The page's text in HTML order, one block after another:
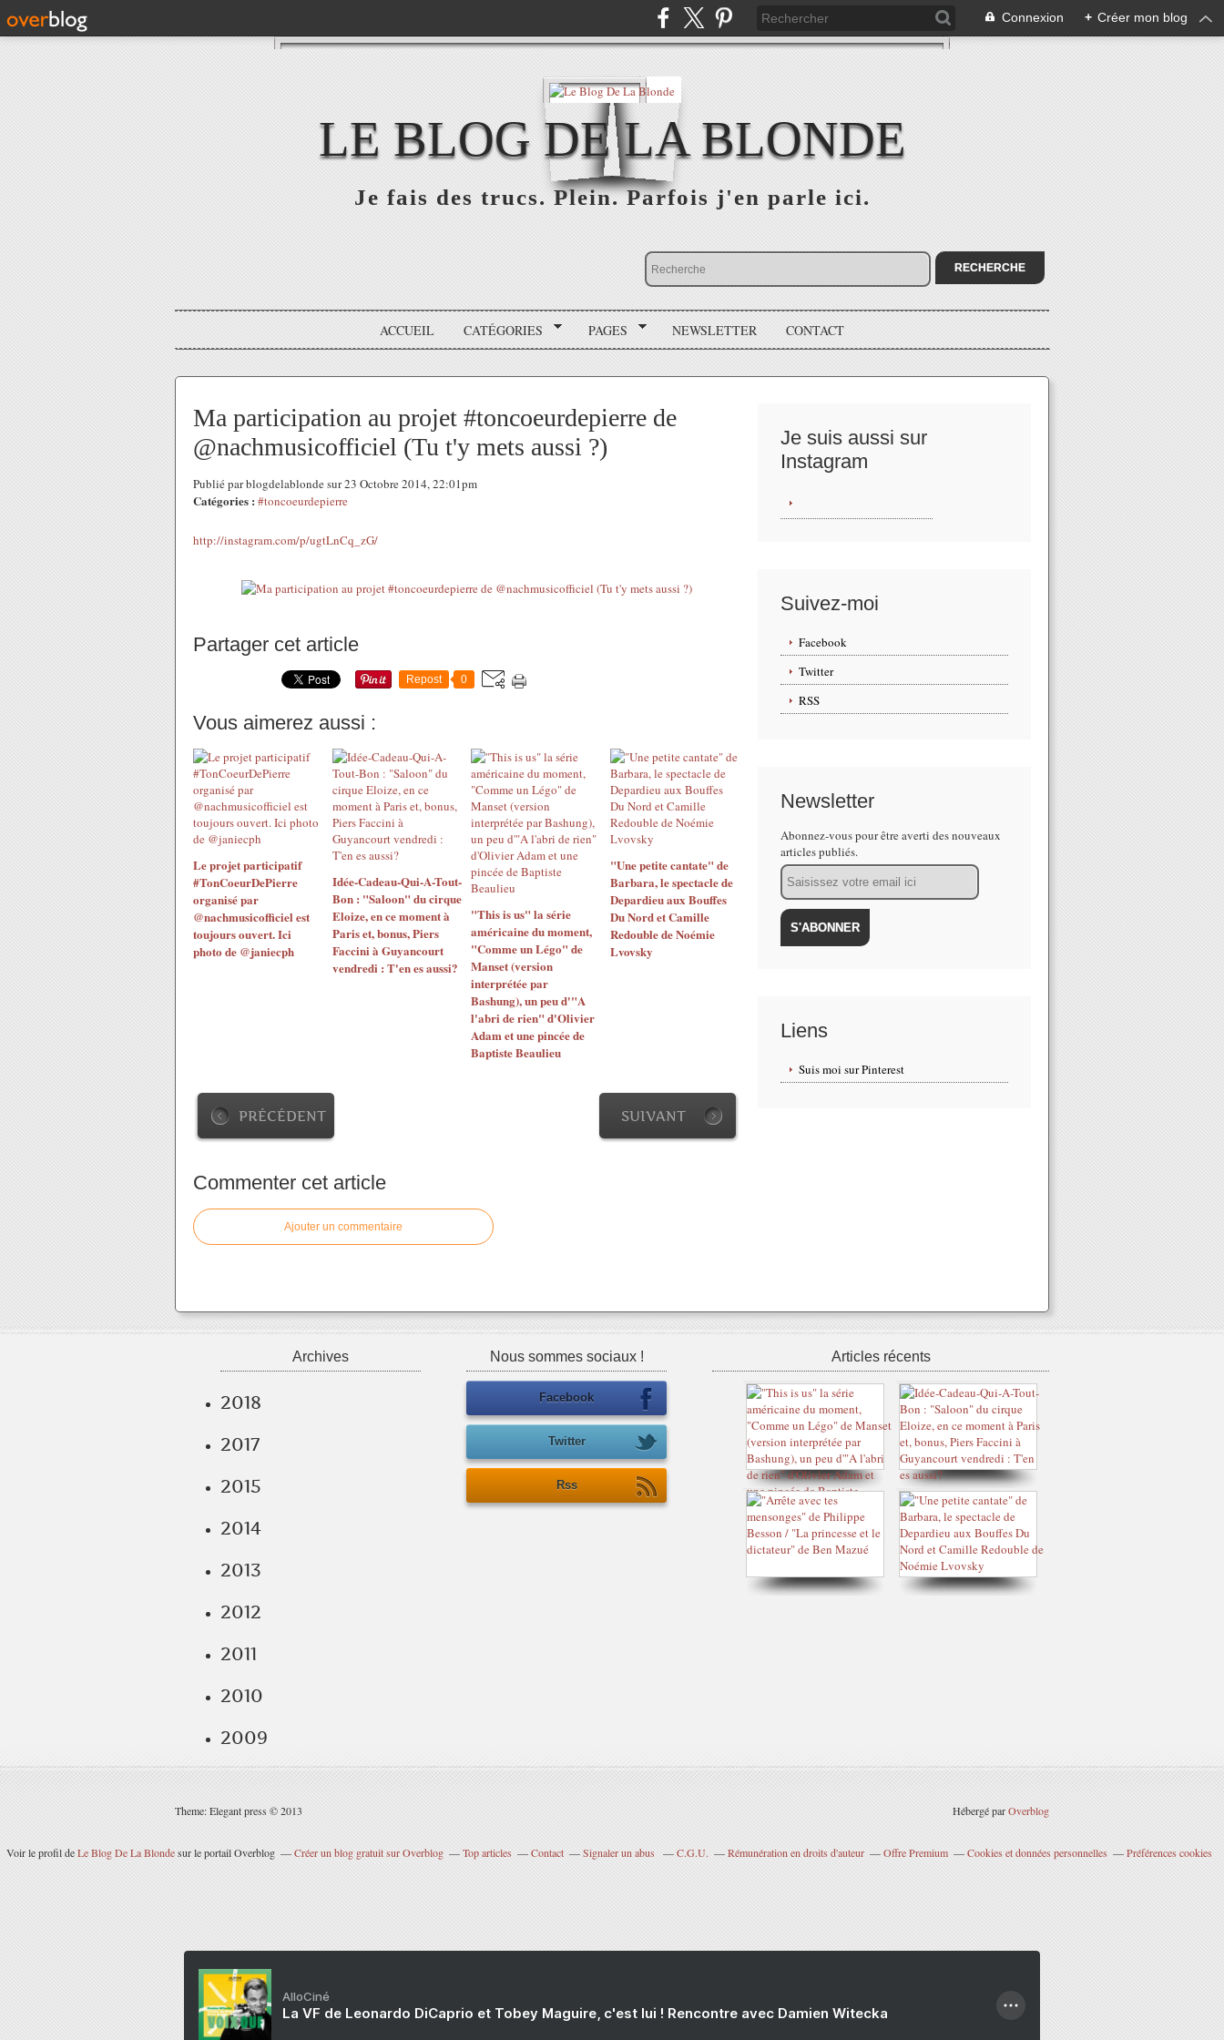
Connexion + Créer mon blog
LE BLOG DE LA BLONDE
Je fais des trucs. Plein. Parfois j'en parle ici.
ACCUEIL CATÉGORIES PAGES NEWSLETTER CONTACT
Ma participation au projet #toncoeurdepierre de
@nachmusicofficiel (Tu t'y mets aussi ?)
Publié par blogdelablonde sur 23 Octobre 2014, 22:01pm
Catégories : #toncoeurdepierre
http://instagram.com/p/ugtLnCq_zG/
Partager cet article
Repost 0
Vous aimerez aussi :
Le projet participatif
#TonCoeurDePierre
organisé par
@nachmusicofficiel est
toujours ouvert. Ici
photo de @janiecph
Idée-Cadeau-Qui-A-Tout-
Bon : "Saloon" du cirque
Eloize, en ce moment à
Paris et, bonus, Piers
Faccini à Guyancourt
vendredi : T'en es aussi?
"This is us" la série
américaine du moment,
"Comme un Légo" de
Manset (version
interprétée par
Bashung), un peu d'"A
l'abri de rien" d'Olivier
Adam et une pincée de
Baptiste Beaulieu
"Une petite cantate" de
Barbara, le spectacle de
Depardieu aux Bouffes
Du Nord et Camille
Redouble de Noémie
Lvovsky
PRÉCÉDENT SUIVANT
Commenter cet article
Ajouter un commentaire
Je suis aussi sur
Instagram
Suivez-moi
Facebook
Twitter
RSS
Newsletter
Abonnez-vous pour être averti des nouveaux
articles publiés.
Email
Liens
Suis moi sur Pinterest
Archives
2018
2017
2015
2014
2013
2012
2011
2010
2009
Nous sommes sociaux !
Facebook
Twitter
Rss
Articles récents
Theme: Elegant press © 2013 Hébergé parOverblog
Voir le profil deLe Blog De La Blondesur le portail Overblog Créer un blog gratuit sur Overblog Top articles Contact Signaler un abus C.G.U. Rémunération en droits d'auteur Offre Premium Cookies et données personnelles Préférences cookies
AlloCiné
La VF de Leonardo DiCaprio et Tobey Maguire, c'est lui ! Rencontre avec Damien Witecka